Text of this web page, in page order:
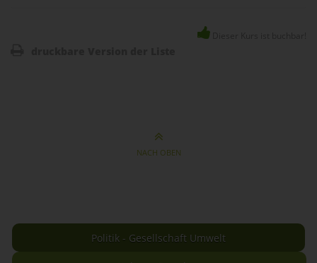
NACH OBEN
Politik - Gesellschaft Umwelt